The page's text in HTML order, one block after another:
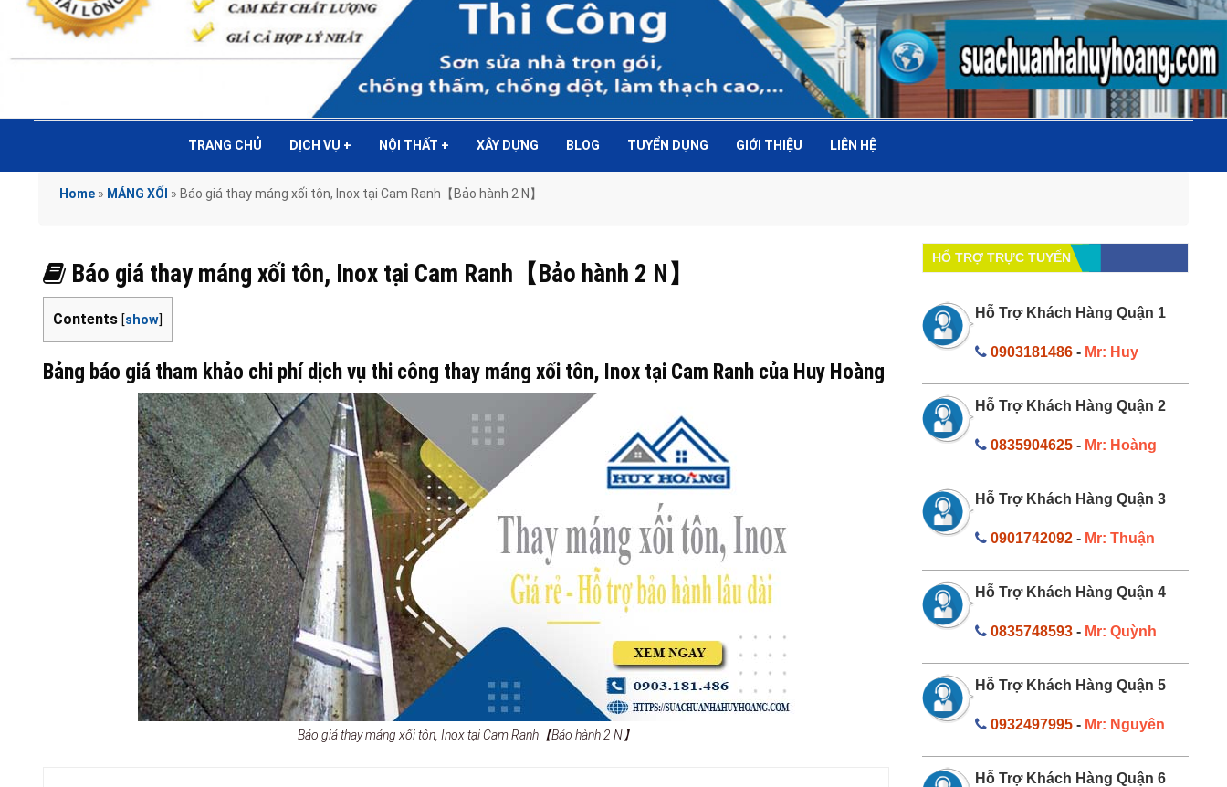
TRANG CHỦ DỊCH VỤ + NỘI THẤT + XÂY DỰNG BLOG TUYỂN DỤNG GIỚI THIỆU LIÊN HỆ
Home » MÁNG XỐI » Báo giá thay máng xối tôn, Inox tại Cam Ranh【Bảo hành 2 N】
Báo giá thay máng xối tôn, Inox tại Cam Ranh【Bảo hành 2 N】
Contents [show]
Bảng báo giá tham khảo chi phí dịch vụ thi công thay máng xối tôn, Inox tại Cam Ranh của Huy Hoàng
Báo giá thay máng xối tôn, Inox tại Cam Ranh【Bảo hành 2 N】
HỔ TRỢ TRỰC TUYẾN
Hỗ Trợ Khách Hàng Quận 1
0903181486 - Mr: Huy
Hỗ Trợ Khách Hàng Quận 2
0835904625 - Mr: Hoàng
Hỗ Trợ Khách Hàng Quận 3
0901742092 - Mr: Thuận
Hỗ Trợ Khách Hàng Quận 4
0835748593 - Mr: Quỳnh
Hỗ Trợ Khách Hàng Quận 5
0932497995 - Mr: Nguyên
Hỗ Trợ Khách Hàng Quận 6